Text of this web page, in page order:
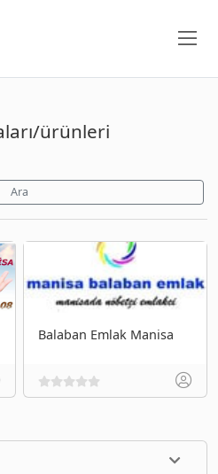
ürünleri
Ara
Balaban Emlak Manisa